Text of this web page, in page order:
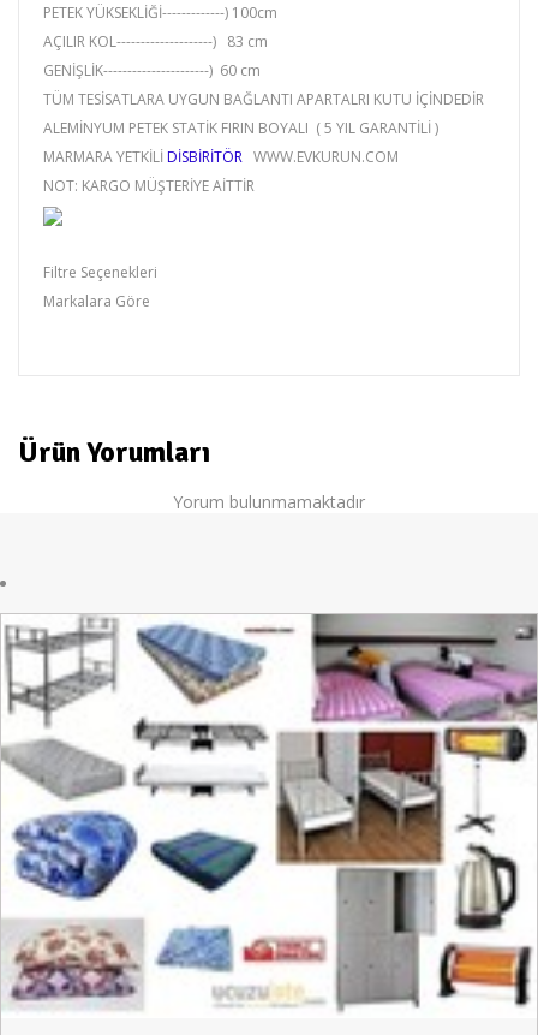
PETEK YÜKSEKLİĞİ-------------) 100cm
AÇILIR KOL--------------------) 83 cm
GENİŞLİK----------------------) 60 cm
TÜM TESİSATLARA UYGUN BAĞLANTI APARTALRI KUTU İÇİNDEDİR
ALEMİNYUM PETEK STATİK FIRIN BOYALI ( 5 YIL GARANTİLİ )
MARMARA YETKİLİ DİSBİRİTÖR WWW.EVKURUN.COM
NOT: KARGO MÜŞTERİYE AİTTİR
Filtre Seçenekleri
Markalara Göre
Ürün Yorumları
Yorum bulunmamaktadır